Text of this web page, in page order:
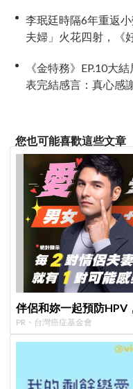
李珉廷時隔6年重返
夫婦」火花四射，《
《金特務》EP.10大
表完結感言：真心感
您也可能喜歡這些文章
伴侶和妳一起預防HPV
PR・台灣癌症基金會